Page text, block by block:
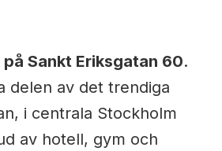
Sankt Eriksgatan 60.
delen av det trendiga
i centrala Stockholm
av hotell, gym och